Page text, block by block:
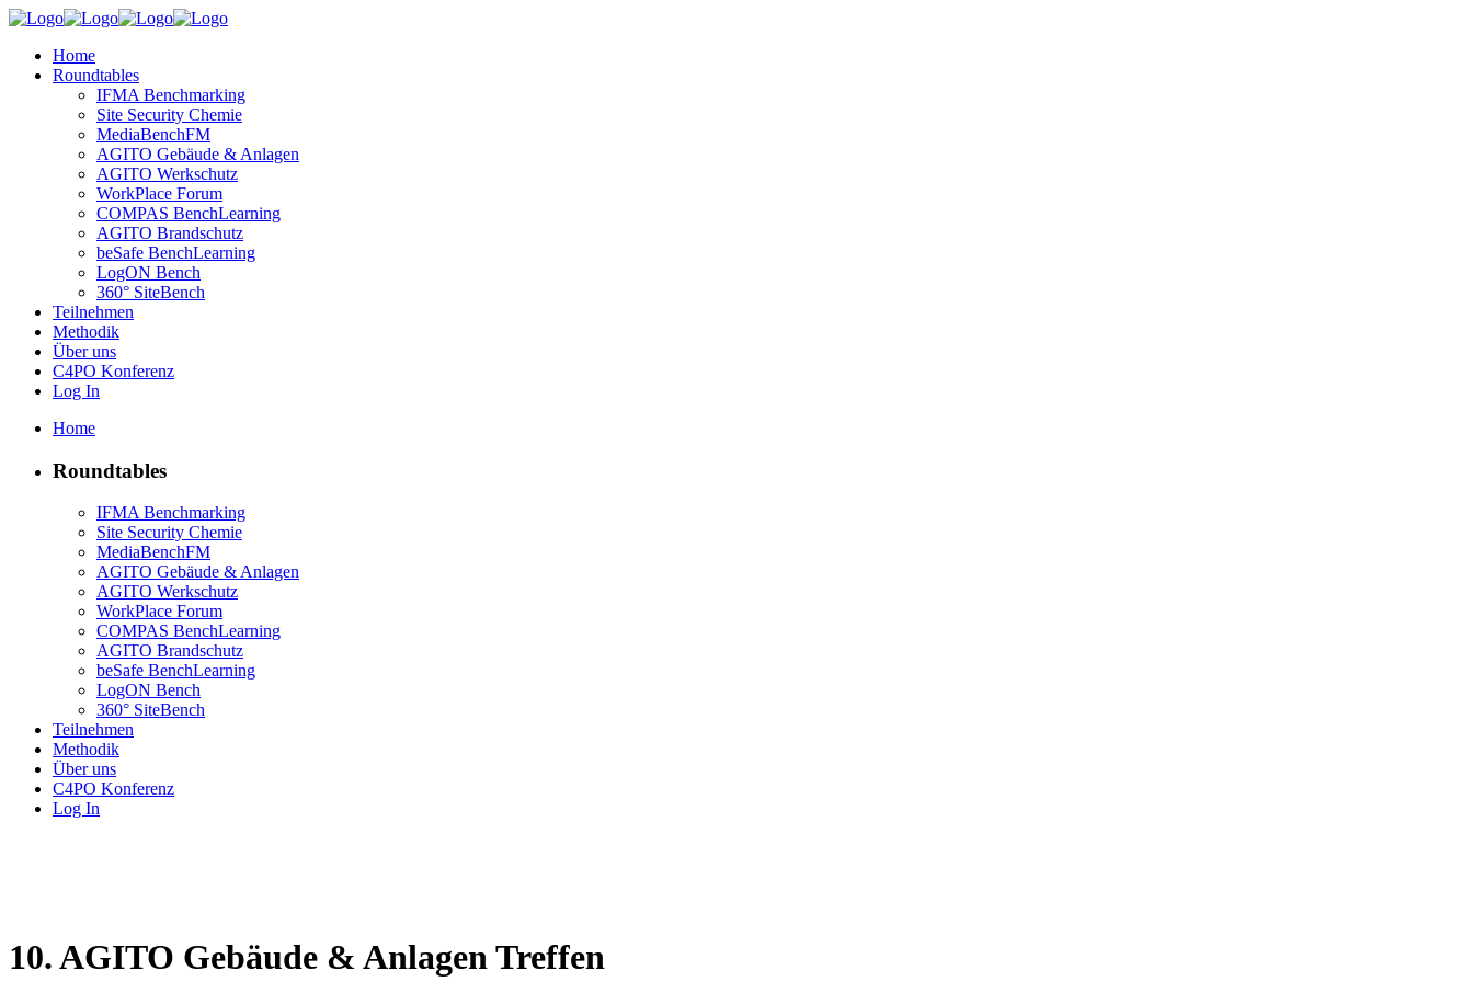
Home
Roundtables
IFMA Benchmarking
Site Security Chemie
MediaBenchFM
AGITO Gebäude & Anlagen
AGITO Werkschutz
WorkPlace Forum
COMPAS BenchLearning
AGITO Brandschutz
beSafe BenchLearning
LogON Bench
360° SiteBench
Teilnehmen
Methodik
Über uns
C4PO Konferenz
Log In
Home
Roundtables
IFMA Benchmarking
Site Security Chemie
MediaBenchFM
AGITO Gebäude & Anlagen
AGITO Werkschutz
WorkPlace Forum
COMPAS BenchLearning
AGITO Brandschutz
beSafe BenchLearning
LogON Bench
360° SiteBench
Teilnehmen
Methodik
Über uns
C4PO Konferenz
Log In
10. AGITO Gebäude & Anlagen Treffen